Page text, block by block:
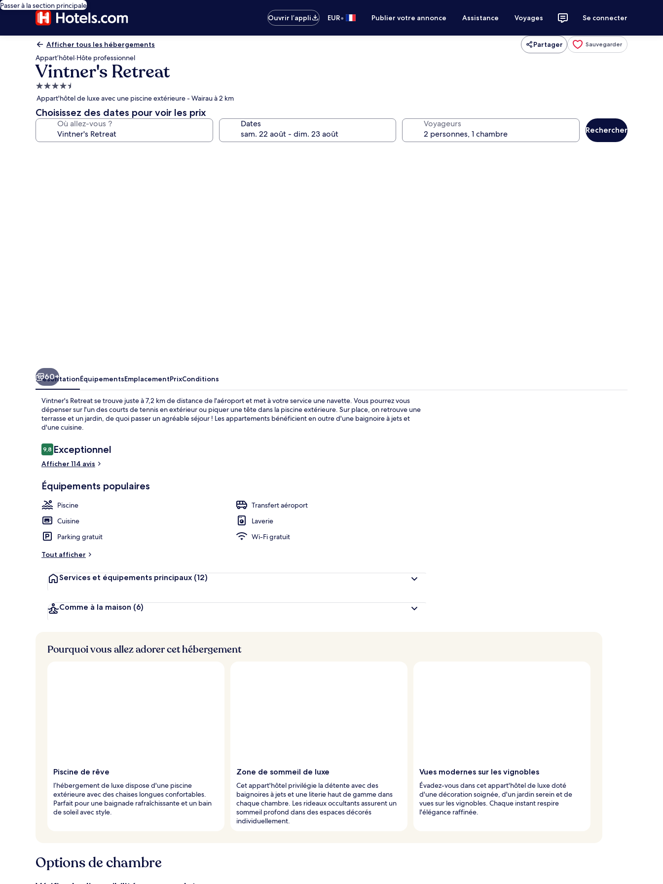
Passer à la section principale
Ouvrir l’appli
EUR• Publier votre annonce Assistance Voyages Se connecter
Afficher tous les hébergements Partager Sauvegarder
Appart’hôtel·Hôte professionnel
Vintner's Retreat
Hébergement
4.5 étoiles
Appart'hôtel de luxe avec une piscine extérieure - Wairau à 2 km
Choisissez des dates pour voir les prix
Où allez-vous ? Dates Voyageurs
Rechercher
60+
PrésentationÉquipementsEmplacementPrixConditions
Vintner's Retreat se trouve juste à 7,2 km de distance de l'aéroport et met à votre service une navette. Vous pourrez vous
dépenser sur l'un des courts de tennis en extérieur ou piquer une tête dans la piscine extérieure. Sur place, on retrouve une
terrasse et un jardin, de quoi passer un agréable séjour ! Les appartements bénéficient en outre d'une baignoire à jets et
d'une cuisine.
Avis
voyageurs
9,89,8 sur 10
Exceptionnel
Afficher 114 avis
Équipements populaires
Piscine
Transfert aéroport
Cuisine
Laverie
Parking gratuit
Wi-Fi gratuit
Tout afficher
Services et équipements principaux (12)
Comme à la maison (6)
Pourquoi vous allez adorer cet hébergement
Piscine de rêve
l’hébergement de luxe dispose d'une piscine
extérieure avec des chaises longues confortables.
Parfait pour une baignade rafraîchissante et un bain
de soleil avec style.
Zone de sommeil de luxe
Cet appart'hôtel privilégie la détente avec des
baignoires à jets et une literie haut de gamme dans
chaque chambre. Les rideaux occultants assurent un
sommeil profond dans des espaces décorés
individuellement.
Vues modernes sur les vignobles
Évadez-vous dans cet appart'hôtel de luxe doté
d'une décoration soignée, d'un jardin serein et de
vues sur les vignobles. Chaque instant respire
l'élégance raffinée.
Options de chambre